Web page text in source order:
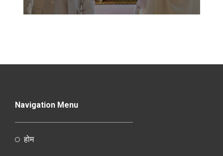
Navigation Menu
होम